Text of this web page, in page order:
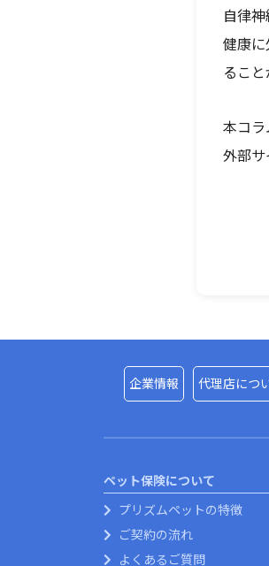
自律
健康に
るこ
本コラ
外部サ
企業情報 代理店につ
ペット保険について
プリズムペットの特徴
ご契約の流れ
よくあるご質問